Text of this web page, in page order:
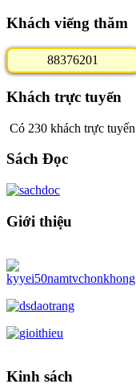
Khách viếng thăm
88376201
Khách trực tuyến
Có 230 khách trực tuyến
Sách Đọc
Giới thiệu
Kinh sách